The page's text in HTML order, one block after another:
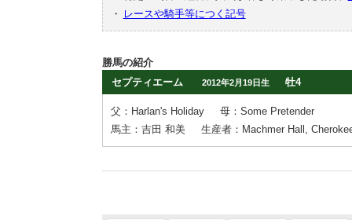
・
レースや騎手等につく記号
勝馬の紹介
セプティエーム
2012年2月19日生 牡4
父：Harlan's Holiday
母：Some Pretender
馬主：吉田 和美
生産者：Machmer Hall,